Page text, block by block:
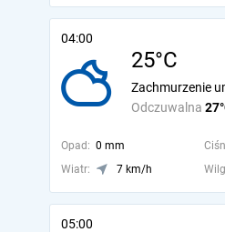
04:00
25°C
Odczuwalna
Zachmurzenie
Opad: 0 mm
Wiatr:
7 km/h
05:00